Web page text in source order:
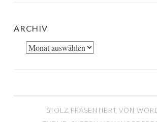
ARCHIV
Archiv
STOLZ PRÄSENTIERT VON